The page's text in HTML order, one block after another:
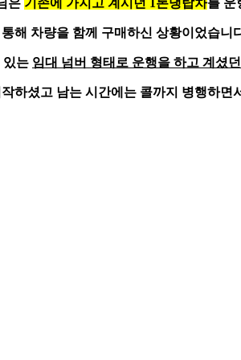
은 기존에 가지고 계시던 1톤냉탑차를 운
해 차량을 함께 구매하신 상황이었습니
있는 임대 넘버 형태로 운행을 하고 계셨
하셨고 남는 시간에는 콜까지 병행하면